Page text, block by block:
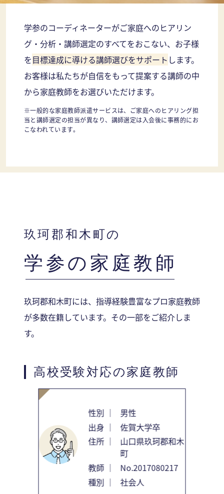
学参のコーディネーターがご家庭へのヒアリン
グ・分析・講師選定のすべてをおこない、お子様
を目標達成に導ける講師選びをサポート します。
お客様は私たちが自信をもって提案する講師の中
から家庭教師をお選びいただけます。
※一般的な家庭教師派遣サービスは、ご家庭へのヒアリング担
当と講師選定の担当が異なり、講師選定は入会後に事務的にお
こなわれています。
玖珂郡和木町の
学参の家庭教師
玖珂郡和木町には、指導経験豊富なプロ家庭教師
が多数在籍しています。その一部をご紹介しま
す。
高校受験対応の家庭教師
性別 ｜
男性
出身 ｜
佐賀大学卒
住所 ｜
山口県玖珂郡和木
町
教師 ｜
No.2017080217
種別 ｜
社会人